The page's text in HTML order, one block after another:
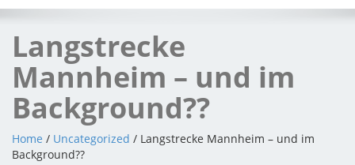
Langstrecke
Mannheim – und im
Background??
Home / Uncategorized / Langstrecke Mannheim – und im
Background??